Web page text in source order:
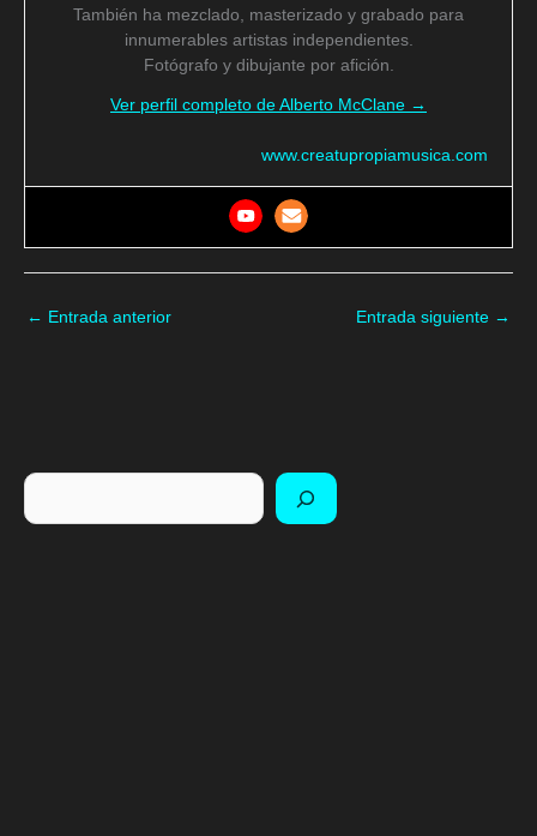
También ha mezclado, masterizado y grabado para
innumerables artistas independientes.
Fotógrafo y dibujante por afición.
Ver perfil completo de Alberto McClane →
www.creatupropiamusica.com
← Entrada anterior Entrada siguiente →
Buscar